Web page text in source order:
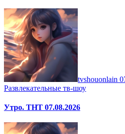
tvshouonlain
Развлекательные тв-шоу
Утро. ТНТ 07.08.2026